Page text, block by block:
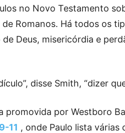
no Novo Testamento
Romanos. Há todos os
de Deus, misericórdia e
disse Smith, “dizer
promovida por Westboro
11 , onde Paulo lista várias